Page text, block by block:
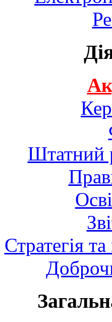
Штатний
Стратегія